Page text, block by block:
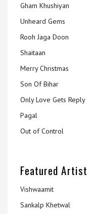
Gham Khushiyan
Unheard Gems
Rooh Jaga Doon
Shaitaan
Merry Christmas
Son Of Bihar
Only Love Gets Reply
Pagal
Out of Control
Featured Artist
Vishwaamit
Sankalp Khetwal